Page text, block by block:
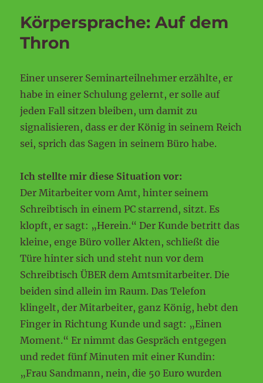
Körpersprache: Auf dem
Thron
Einer unserer Seminarteilnehmer erzählte, er
habe in einer Schulung gelernt, er solle auf
jeden Fall sitzen bleiben, um damit zu
signalisieren, dass er der König in seinem Reich
sei, sprich das Sagen in seinem Büro habe.
Ich stellte mir diese Situation vor:
Der Mitarbeiter vom Amt, hinter seinem
Schreibtisch in einem PC starrend, sitzt. Es
klopft, er sagt: „Herein.“ Der Kunde betritt das
kleine, enge Büro voller Akten, schließt die
Türe hinter sich und steht nun vor dem
Schreibtisch ÜBER dem Amtsmitarbeiter. Die
beiden sind allein im Raum. Das Telefon
klingelt, der Mitarbeiter, ganz König, hebt den
Finger in Richtung Kunde und sagt: „Einen
Moment.“ Er nimmt das Gespräch entgegen
und redet fünf Minuten mit einer Kundin:
„Frau Sandmann, nein, die 50 Euro wurden